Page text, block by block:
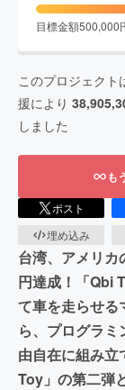
目標金額500,000
このプロジェクト
援により
しました
も
ポスト
埋め込み
台湾、アメリ
円達成！「Qbi
て車を走らせる
ら、プログラ
由自在に組み
Toy」の第二弾